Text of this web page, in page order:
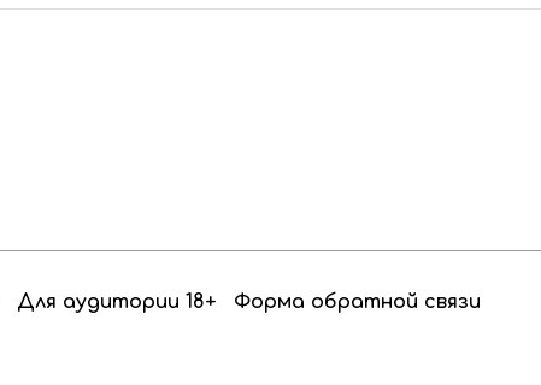
Для аудитории 18+ Форма обратной связи